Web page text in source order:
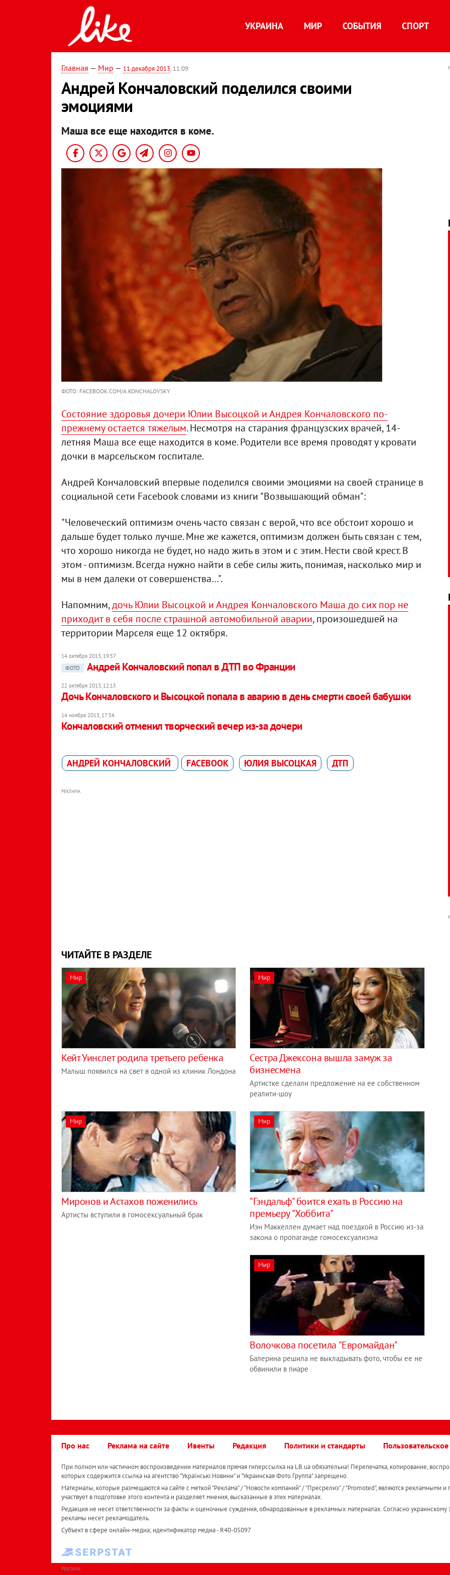
УКРАИНА МИР СОБЫТИЯ СПОРТ
Главная — Мир — 11 декабря 2013, 11:09
Андрей Кончаловский поделился своими
эмоциями
Маша все еще находится в коме.
ФОТО: FACEBOOK.COM/A.KONCHALOVSKY
Состояние здоровья дочери Юлии Высоцкой и Андрея Кончаловского по-
прежнему остается тяжелым. Несмотря на старания французских врачей, 14-
летняя Маша все еще находится в коме. Родители все время проводят у кровати
дочки в марсельском госпитале.
Андрей Кончаловский впервые поделился своими эмоциями на своей странице в
социальной сети Facebook словами из книги "Возвышающий обман":
"Человеческий оптимизм очень часто связан с верой, что все обстоит хорошо и
дальше будет только лучше. Мне же кажется, оптимизм должен быть связан с тем,
что хорошо никогда не будет, но надо жить в этом и с этим. Нести свой крест. В
этом - оптимизм. Всегда нужно найти в себе силы жить, понимая, насколько мир и
мы в нем далеки от совершенства…".
Напомним,дочь Юлии Высоцкой и Андрея Кончаловского Маша до сих пор не
приходит в себя после страшной автомобильной аварии, произошедшей на
территории Марселя еще 12 октября.
14 октября 2013, 19:57
ФОТО
Андрей Кончаловский попал в ДТП во Франции
22 октября 2013, 12:15
Дочь Кончаловского и Высоцкой попала в аварию в день смерти своей бабушки
14 ноября 2013, 17:54
Кончаловский отменил творческий вечер из-за дочери
АНДРЕЙ КОНЧАЛОВСКИЙ FACEBOOK ЮЛИЯ ВЫСОЦКАЯ ДТП
РЕКЛАМА
ЧИТАЙТЕ В РАЗДЕЛЕ
Мир
Кейт Уинслет родила третьего ребенка
Малыш появился на свет в одной из клиник Лондона
Мир
Сестра Джексона вышла замуж за
бизнесмена
Артистке сделали предложение на ее собственном
реалити-шоу
Мир
Миронов и Астахов поженились
Артисты вступили в гомосексуальный брак
Мир
"Гэндальф" боится ехать в Россию на
премьеру "Хоббита"
Иэн Маккеллен думает над поездкой в Россию из-за
закона о пропаганде гомосексуализма
Мир
Волочкова посетила "Евромайдан"
Балерина решила не выкладывать фото, чтобы ее не
обвинили в пиаре
Про нас Реклама на сайте Ивенты Редакция Политики и стандарты
При полном или частичном воспроизведении материалов прямая гиперссылка на LB.ua обязательна! Перепечатка, копирование,
которых содержится ссылка на агентство "Українськi Новини" и "Украинская Фото Группа" запрещено.
Материалы, которые размещаются на сайте с меткой "Реклама" / "Новости компаний" / "Пресрелиз" / "Promoted", являются рекламными и
участвует в подготовке этого контента и разделяет мнения, высказанные в этих материалах.
Редакция не несет ответственности за факты и оценочные суждения, обнародованные в рекламных материалах. Согласно украинскому
рекламы несет рекламодатель.
Субъект в сфере онлайн-медиа; идентификатор медиа - R40-05097
РЕКЛАМА